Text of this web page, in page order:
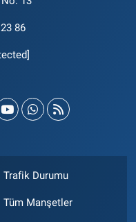
86
Trafik Durumu
Tüm Manşetler